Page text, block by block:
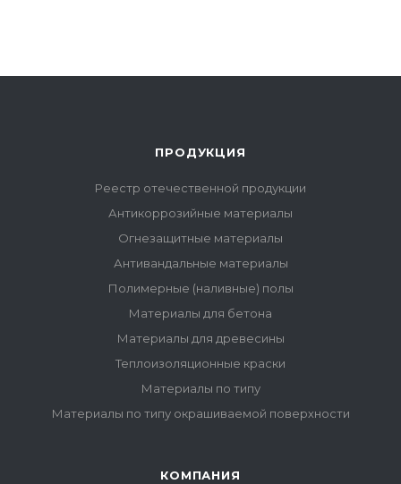
ПРОДУКЦИЯ
Реестр отечественной продукции
Антикоррозийные материалы
Огнезащитные материалы
Антивандальные материалы
Полимерные (наливные) полы
Материалы для бетона
Материалы для древесины
Теплоизоляционные краски
Материалы по типу
Материалы по типу окрашиваемой поверхности
КОМПАНИЯ